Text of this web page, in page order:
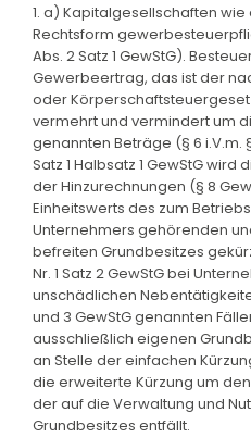
1. a) Kapitalgesellschaften
Rechtsform
Abs. 2 Satz 1 GewStG).
Gewerbeertrag, das ist der
oder
vermehrt und vermindert um
genannten Beträge (§ 6 i.V.m.
Satz 1 Halbsatz 1 GewStG
der Hinzurechnungen (§ 8
Einheitswerts des zum
Unternehmers gehörenden
befreiten Grundbesitzes
Nr. 1 Satz 2 GewStG bei
unschädlichen
und 3 GewStG genannten
ausschließlich eigenen
an Stelle der einfachen
die erweiterte Kürzung um
der auf die Verwaltung und
Grundbesitzes entfällt.